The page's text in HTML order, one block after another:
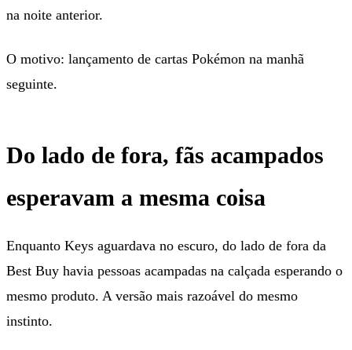
na noite anterior.
O motivo: lançamento de cartas Pokémon na manhã
seguinte.
Do lado de fora, fãs acampados
esperavam a mesma coisa
Enquanto Keys aguardava no escuro, do lado de fora da
Best Buy havia pessoas acampadas na calçada esperando o
mesmo produto. A versão mais razoável do mesmo
instinto.